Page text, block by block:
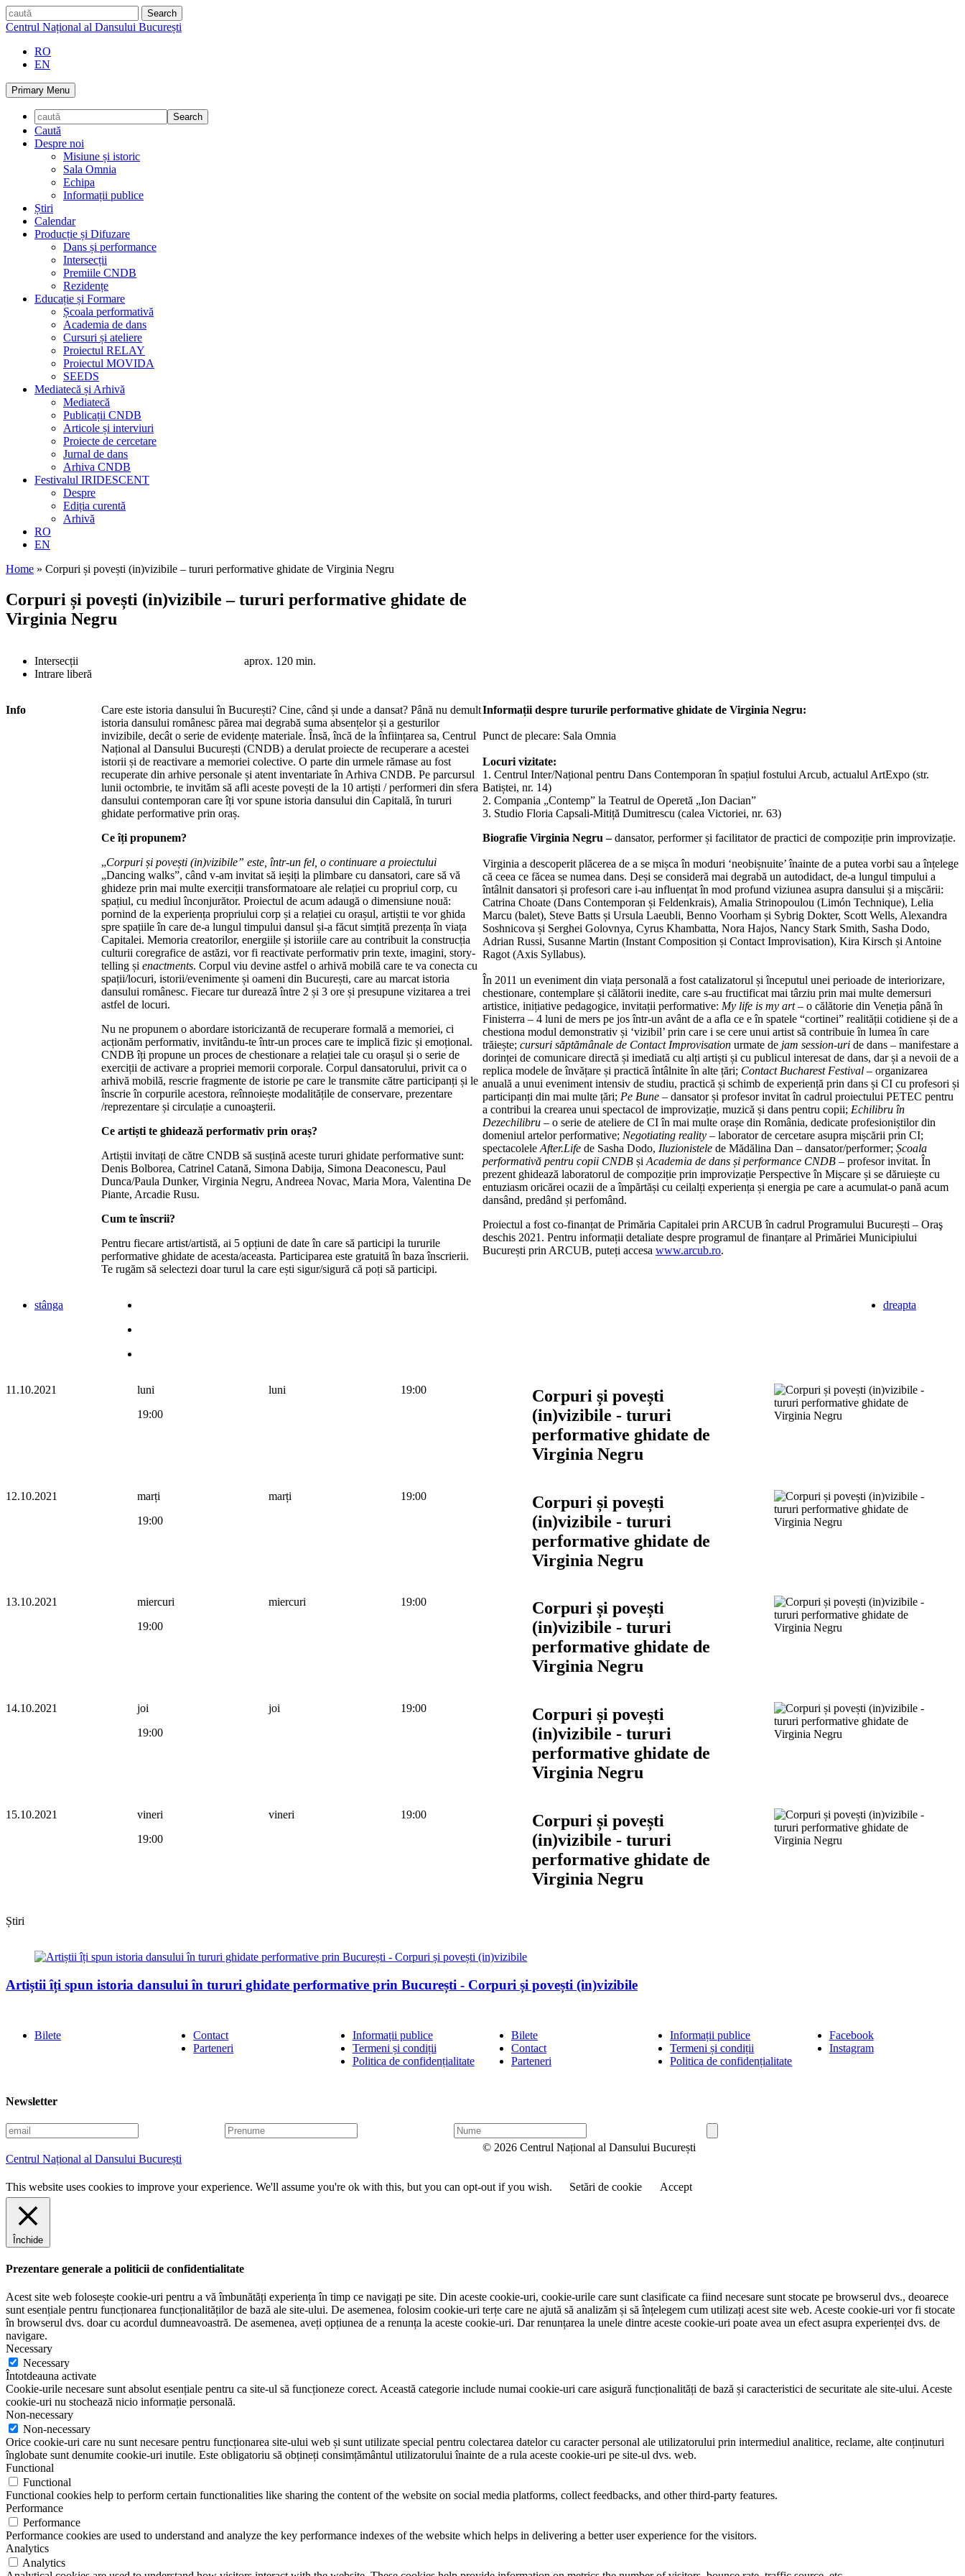
Skip
to
caută
Centrul Național al Dansului București
RO
EN
Primary Menu
Caută
Despre noi
Misiune și istoric
Sala Omnia
Echipa
Informații publice
Știri
Calendar
Producție și Difuzare
Dans și performance
Intersecții
Premiile CNDB
Rezidențe
Educație și Formare
Școala performativă
Academia de dans
Cursuri și ateliere
Proiectul RELAY
Proiectul MOVIDA
SEEDS
Mediatecă și Arhivă
Mediatecă
Publicații CNDB
Articole și interviuri
Proiecte de cercetare
Jurnal de dans
Arhiva CNDB
Festivalul IRIDESCENT
Despre
Ediția curentă
Arhivă
RO
EN
Home » Corpuri și povești (in)vizibile – tururi performative ghidate de Virginia Negru
Corpuri și povești (in)vizibile – tururi performative ghidate de
Virginia Negru
Intersecții
Intrare liberă
aprox. 120 min.
Info
Care este istoria dansului în București? Cine, când și unde a dansat? Până nu demult
istoria dansului românesc părea mai degrabă suma absențelor și a gesturilor
invizibile, decât o serie de evidențe materiale. Însă, încă de la înființarea sa, Centrul
Național al Dansului București (CNDB) a derulat proiecte de recuperare a acestei
istorii și de reactivare a memoriei colective. O parte din urmele rămase au fost
recuperate din arhive personale și atent inventariate în Arhiva CNDB. Pe parcursul
lunii octombrie, te invităm să afli aceste povești de la 10 artiști / performeri din sfera
dansului contemporan care îți vor spune istoria dansului din Capitală, în tururi
ghidate performative prin oraș.
Ce îți propunem?
„Corpuri și povești (in)vizibile” este, într-un fel, o continuare a proiectului
„Dancing walks”, când v-am invitat să ieșiți la plimbare cu dansatori, care să vă
ghideze prin mai multe exerciții transformatoare ale relației cu propriul corp, cu
spațiul, cu mediul înconjurător. Proiectul de acum adaugă o dimensiune nouă:
pornind de la experiența propriului corp și a relației cu orașul, artiștii te vor ghida
spre spațiile în care de-a lungul timpului dansul și-a făcut simțită prezența în viața
Capitalei. Memoria creatorilor, energiile și istoriile care au contribuit la construcția
culturii coregrafice de astăzi, vor fi reactivate performativ prin texte, imagini, story-
telling și enactments. Corpul viu devine astfel o arhivă mobilă care te va conecta cu
spații/locuri, istorii/evenimente și oameni din București, care au marcat istoria
dansului românesc. Fiecare tur durează între 2 și 3 ore și presupune vizitarea a trei
astfel de locuri.
Nu ne propunem o abordare istoricizantă de recuperare formală a memoriei, ci
acționăm performativ, invitându-te într-un proces care te implică fizic și emoțional.
CNDB îți propune un proces de chestionare a relației tale cu orașul și o serie de
exerciții de activare a propriei memorii corporale. Corpul dansatorului, privit ca o
arhivă mobilă, rescrie fragmente de istorie pe care le transmite către participanți și le
înscrie în corpurile acestora, reînnoiește modalitățile de conservare, prezentare
/reprezentare și circulație a cunoaşterii.
Ce artiști te ghidează performativ prin oraș?
Artiștii invitați de către CNDB să susțină aceste tururi ghidate performative sunt:
Denis Bolborea, Catrinel Catană, Simona Dabija, Simona Deaconescu, Paul
Dunca/Paula Dunker, Virginia Negru, Andreea Novac, Maria Mora, Valentina De
Piante, Arcadie Rusu.
Cum te înscrii?
Pentru fiecare artist/artistă, ai 5 opțiuni de date în care să participi la tururile
performative ghidate de acesta/aceasta. Participarea este gratuită în baza înscrierii.
Te rugăm să selectezi doar turul la care ești sigur/sigură că poți să participi.
Informații despre tururile performative ghidate de Virginia Negru:
Punct de plecare: Sala Omnia
Locuri vizitate:
1. Centrul Inter/Național pentru Dans Contemporan în spațiul fostului Arcub, actualul ArtExpo (str.
Batiștei, nr. 14)
2. Compania „Contemp” la Teatrul de Operetă „Ion Dacian”
3. Studio Floria Capsali-Mitiță Dumitrescu (calea Victoriei, nr. 63)
Biografie Virginia Negru –dansator, performer și facilitator de practici de compoziție prin improvizație.
Virginia a descoperit plăcerea de a se mișca în moduri ‘neobișnuite’ înainte de a putea vorbi sau a înțelege
că ceea ce făcea se numea dans. Deși se consideră mai degrabă un autodidact, de-a lungul timpului a
întâlnit dansatori și profesori care i-au influențat în mod profund viziunea asupra dansului și a mișcării:
Catrina Choate (Dans Contemporan și Feldenkrais), Amalia Strinopoulou (Limón Technique), Lelia
Marcu (balet), Steve Batts și Ursula Laeubli, Benno Voorham și Sybrig Dokter, Scott Wells, Alexandra
Soshnicova și Serghei Golovnya, Cyrus Khambatta, Nora Hajos, Nancy Stark Smith, Sasha Dodo,
Adrian Russi, Susanne Martin (Instant Composition și Contact Improvisation), Kira Kirsch și Antoine
Ragot (Axis Syllabus).
În 2011 un eveniment din viața personală a fost catalizatorul și începutul unei perioade de interiorizare,
chestionare, contemplare și călătorii inedite, care s-au fructificat mai târziu prin mai multe demersuri
artistice, inițiative pedagogice, invitații performative: My life is my art– o călătorie din Veneția până în
Finisterra – 4 luni de mers pe jos într-un avânt de a afla ce e în spatele “cortinei” realității cotidiene și de a
chestiona modul demonstrativ și ‘vizibil’ prin care i se cere unui artist să contribuie în lumea în care
trăiește; cursuri săptămânale de Contact Improvisation urmate de jam session-uri de dans – manifestare a
dorinței de comunicare directă și imediată cu alți artiști și cu publicul interesat de dans, dar și a nevoii de a
replica modele de învățare și practică întâlnite în alte țări; Contact Bucharest Festival – organizarea
anuală a unui eveniment intensiv de studiu, practică și schimb de experiență prin dans și CI cu profesori și
participanți din mai multe țări; Pe Bune – dansator și profesor invitat în cadrul proiectului PETEC pentru
a contribui la crearea unui spectacol de improvizație, muzică și dans pentru copii; Echilibru în
Dezechilibru – o serie de ateliere de CI în mai multe orașe din România, dedicate profesioniștilor din
domeniul artelor performative; Negotiating reality – laborator de cercetare asupra mișcării prin CI;
spectacolele After.Life de Sasha Dodo, Iluzionistele de Mădălina Dan – dansator/performer; Școala
performativă pentru copii CNDB și Academia de dans și performance CNDB – profesor invitat. În
prezent ghidează laboratorul de compoziție prin improvizație Perspective în Mișcare și se dăruiește cu
entuziasm oricărei ocazii de a împărtăși cu ceilalți experiența și energia pe care a acumulat-o pană acum
dansând, predând și perfomând.
Proiectul a fost co-finanțat de Primăria Capitalei prin ARCUB în cadrul Programului București – Oraş
deschis 2021. Pentru informații detaliate despre programul de finanțare al Primăriei Municipiului
București prin ARCUB, puteți accesa www.arcub.ro.
stânga dreapta
11.10.2021
luni
19:00
luni 19:00
Corpuri și povești
(in)vizibile - tururi
performative ghidate de
Virginia Negru
12.10.2021
marți
19:00
marți 19:00
Corpuri și povești
(in)vizibile - tururi
performative ghidate de
Virginia Negru
13.10.2021
miercuri
19:00
miercuri 19:00
Corpuri și povești
(in)vizibile - tururi
performative ghidate de
Virginia Negru
14.10.2021
joi
19:00
joi 19:00
Corpuri și povești
(in)vizibile - tururi
performative ghidate de
Virginia Negru
15.10.2021
vineri
19:00
vineri 19:00
Corpuri și povești
(in)vizibile - tururi
performative ghidate de
Virginia Negru
Știri
Artiștii îți spun istoria dansului în tururi ghidate performative prin București - Corpuri și povești (in)vizibile
Bilete
Contact
Parteneri
Informații publice
Termeni și condiții
Politica de confidențialitate
Bilete
Contact
Parteneri
Informații publice
Termeni și condiții
Politica de confidențialitate
Facebook
Instagram
Newsletter
E
m
a
i
l
P
r
u
m
N
u
Centrul Național al Dansului București
© 2026 Centrul Național al Dansului București
This website uses cookies to improve your experience. We'll assume you're ok with this, but you can opt-out if you wish. Setări de cookie Accept
Închide
Prezentare generale a politicii de confidentialitate
Acest site web folosește cookie-uri pentru a vă îmbunătăți experiența în timp ce navigați pe site. Din aceste cookie-uri, cookie-urile care sunt clasificate ca fiind necesare sunt stocate pe browserul dvs., deoarece
sunt esențiale pentru funcționarea funcționalităților de bază ale site-ului. De asemenea, folosim cookie-uri terțe care ne ajută să analizăm și să înțelegem cum utilizați acest site web. Aceste cookie-uri vor fi stocate
în browserul dvs. doar cu acordul dumneavoastră. De asemenea, aveți opțiunea de a renunța la aceste cookie-uri. Dar renunțarea la unele dintre aceste cookie-uri poate avea un efect asupra experienței dvs. de
navigare.
Necessary
Necessary
Întotdeauna activate
Cookie-urile necesare sunt absolut esențiale pentru ca site-ul să funcționeze corect. Această categorie include numai cookie-uri care asigură funcționalități de bază și caracteristici de securitate ale site-ului. Aceste
cookie-uri nu stochează nicio informație personală.
Non-necessary
Non-necessary
Orice cookie-uri care nu sunt necesare pentru funcționarea site-ului web și sunt utilizate special pentru colectarea datelor cu caracter personal ale utilizatorului prin intermediul analitice, reclame, alte conținuturi
înglobate sunt denumite cookie-uri inutile. Este obligatoriu să obțineți consimțământul utilizatorului înainte de a rula aceste cookie-uri pe site-ul dvs. web.
Functional
Functional
Functional cookies help to perform certain functionalities like sharing the content of the website on social media platforms, collect feedbacks, and other third-party features.
Performance
Performance
Performance cookies are used to understand and analyze the key performance indexes of the website which helps in delivering a better user experience for the visitors.
Analytics
Analytics